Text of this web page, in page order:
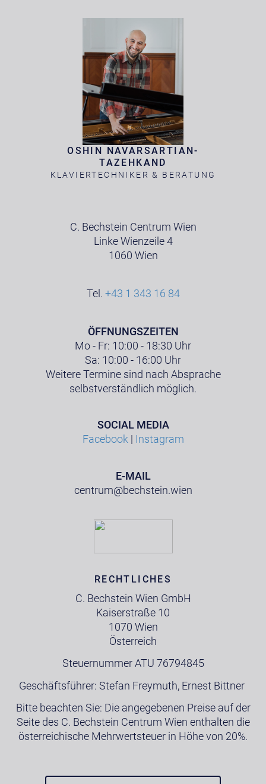
OSHIN NAVARSARTIAN-
TAZEHKAND
KLAVIERTECHNIKER & BERATUNG
C. Bechstein Centrum Wien
Linke Wienzeile 4
1060 Wien
Tel. +43 1 343 16 84
ÖFFNUNGSZEITEN
Mo - Fr: 10:00 - 18:30 Uhr
Sa: 10:00 - 16:00 Uhr
Weitere Termine sind nach Absprache
selbstverständlich möglich.
SOCIAL MEDIA
Facebook | Instagram
E-MAIL
centrum@bechstein.wien
RECHTLICHES
C. Bechstein Wien GmbH
Kaiserstraße 10
1070 Wien
Österreich
Steuernummer ATU 76794845
Geschäftsführer: Stefan Freymuth, Ernest Bittner
Bitte beachten Sie: Die angegebenen Preise auf der
Seite des C. Bechstein Centrum Wien enthalten die
österreichische Mehrwertsteuer in Höhe von 20%.